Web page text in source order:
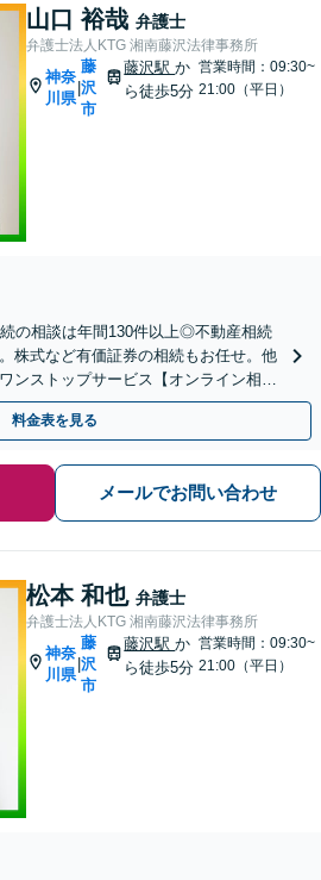
山口 裕哉 弁護士
弁護士法人KTG 湘南藤沢法律事務所
神奈
川県
|
藤
沢
市
藤沢駅か
ら徒歩5分
営業時間：09:30~
21:00（平日）
の相談は年間130件以上◎不動産相続
株式など有価証券の相続もお任せ。他
ンストップサービス【オンライン相談
料金表を見る
メールでお問い合わせ
松本 和也 弁護士
弁護士法人KTG 湘南藤沢法律事務所
神奈
川県
|
藤
沢
市
藤沢駅か
ら徒歩5分
営業時間：09:30~
21:00（平日）